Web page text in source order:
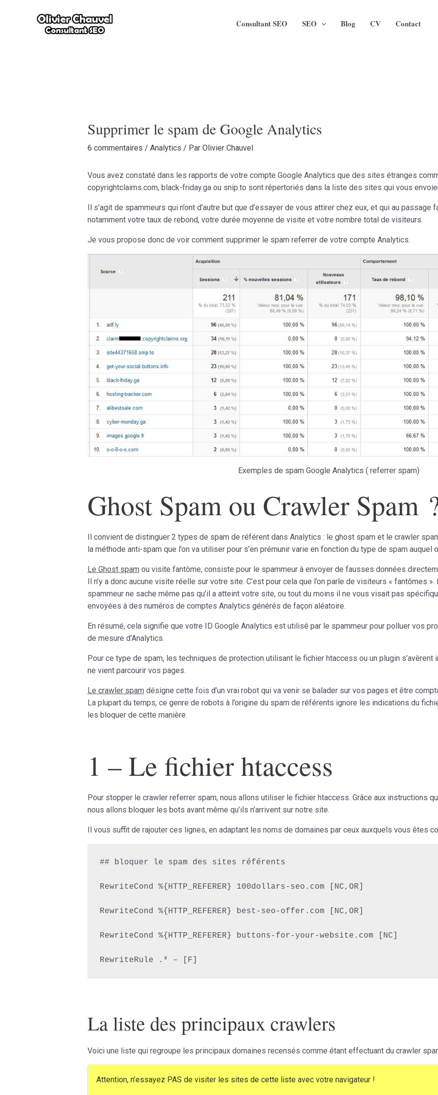
Consultant SEO SEO Blog CV Contact
Supprimer le spam de Google Analytics
6 commentaires / Analytics / Par Olivier Chauvel
Vous avez constaté dans les rapports de votre compte Google Analytics que des sites étranges
copyrightclaims.com, black-friday.ga ou snip.to sont répertoriés dans la liste des sites qui vous
Il s’agit de spammeurs qui n’ont d’autre but que d’essayer de vous attirer chez eux, et qui au
notamment votre taux de rebond, votre durée moyenne de visite et votre nombre total de visiteurs.
Je vous propose donc de voir comment supprimer le spam referrer de votre compte Analytics.
Exemples de spam Google Analytics ( referrer spam)
Ghost Spam ou Crawler Spam
Il convient de distinguer 2 types de spam de référent dans Analytics : le ghost spam et le crawler
la méthode anti-spam que l’on va utiliser pour s’en prémunir varie en fonction du type de spam auquel
Le Ghost spam ou visite fantôme, consiste pour le spammeur à envoyer de fausses données
Il n’y a donc aucune visite réelle sur votre site. C’est pour cela que l’on parle de visiteurs « fantômes
spammeur ne sache même pas qu’il a atteint votre site, ou tout du moins il ne vous visait pas
envoyées à des numéros de comptes Analytics générés de façon aléatoire.
En résumé, cela signifie que votre ID Google Analytics est utilisé par le spammeur pour polluer vos
de mesure d’Analytics.
Pour ce type de spam, les techniques de protection utilisant le fichier htaccess ou un plugin s’avèrent
ne vient parcourir vos pages.
Le crawler spam désigne cette fois d’un vrai robot qui va venir se balader sur vos pages et être
La plupart du temps, ce genre de robots à l’origine du spam de référents ignore les indications du
les bloquer de cette manière.
1 – Le fichier htaccess
Pour stopper le crawler referrer spam, nous allons utiliser le fichier htaccess. Grâce aux instructions
nous allons bloquer les bots avant même qu’ils n’arrivent sur notre site.
Il vous suffit de rajouter ces lignes, en adaptant les noms de domaines par ceux auxquels vous êtes
## bloquer le spam des sites référents
RewriteCond %{HTTP_REFERER} 100dollars-seo.com [NC,OR]
RewriteCond %{HTTP_REFERER} best-seo-offer.com [NC,OR]
RewriteCond %{HTTP_REFERER} buttons-for-your-website.com [NC]
La liste des principaux crawlers
Voici une liste qui regroupe les principaux domaines recensés comme étant effectuant du crawler
Attention, n’essayez PAS de visiter les sites de cette liste avec votre navigateur !